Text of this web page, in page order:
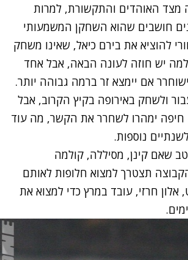
מצד האוהדים והתקשורת, למרות
חושבים שהוא השחקן המשמעותי
להוציא את בירם כיאל, שאינו משחק
יש חוזה לעונה הבאה, אבל אחד
אם יימצא זר ברמה גבוהה יותר.
ולשחק באירופה בקיץ הקרוב, אבל
חיפה ימהרו לשחרר את הקשר, מה עוד
נוספות.
שאם קינן, מסיללה, קולמה
הקבוצה תצטרך למצוא חלופות לאותם
חרזי, עובד במרץ כדי למצוא את